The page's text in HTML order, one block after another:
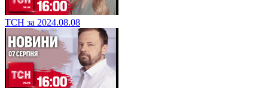
ТСН за 2024.08.08